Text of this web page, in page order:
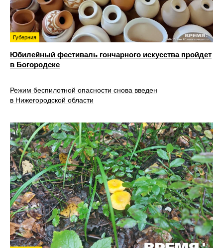
Губерния
Юбилейный фестиваль гончарного искусства пройдет
в Богородске
Режим беспилотной опасности снова введен
в Нижегородской области